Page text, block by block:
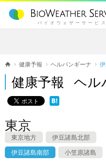
バイオウェザーサービス
健康予報 ヘルパンギーナ
健康予報 ヘル
東京
東京地方 伊豆諸島北部
伊豆諸島南部 小笠原諸島